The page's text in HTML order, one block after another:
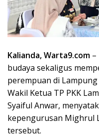
Kalianda, Warta9.com –
budaya sekaligus
perempuan di
Wakil Ketua TP PKK
Syaiful Anwar,
kepengurusan Mighrul
tersebut.